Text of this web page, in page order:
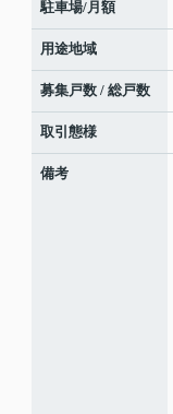
駐車場/月額
用途地域
募集戸数 / 総戸数
取引態様
備考